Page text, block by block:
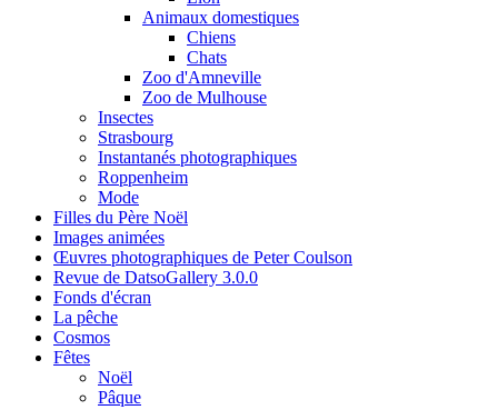
Animaux domestiques
Chiens
Chats
Zoo d'Amneville
Zoo de Mulhouse
Insectes
Strasbourg
Instantanés photographiques
Roppenheim
Mode
Filles du Père Noël
Images animées
Œuvres photographiques de Peter Coulson
Revue de DatsoGallery 3.0.0
Fonds d'écran
La pêche
Cosmos
Fêtes
Noël
Pâque